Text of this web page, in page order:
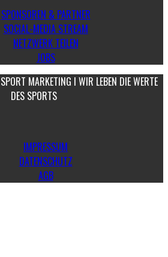
SPONSOREN & PARTNER
SOCIAL-MEDIA STREAM
NETZWERK TEILEN
JOBS
MARKETING I WIR LEBEN DIE WERTE
DES SPORTS
IMPRESSUM
DATENSCHUTZ
AGB